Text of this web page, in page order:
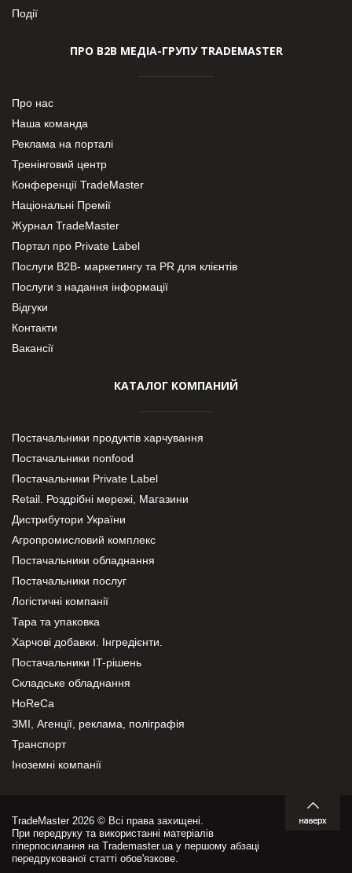
Події
ПРО В2В МЕДІА-ГРУПУ TRADEMASTER
Про нас
Наша команда
Реклама на порталі
Тренінговий центр
Конференції TradeMaster
Національні Премії
Журнал TradeMaster
Портал про Private Label
Послуги В2В- маркетингу та PR для клієнтів
Послуги з надання інформації
Відгуки
Контакти
Вакансії
КАТАЛОГ КОМПАНИЙ
Постачальники продуктів харчування
Постачальники nonfood
Постачальники Private Label
Retail. Роздрібні мережі, Магазини
Дистрибутори України
Агропромисловий комплекс
Постачальники обладнання
Постачальники послуг
Логістичні компанії
Тара та упаковка
Харчові добавки. Інгредієнти.
Постачальники IT-рішень
Складське обладнання
HoReCa
ЗМІ, Агенції, реклама, поліграфія
Транспорт
Іноземні компанії
TradeMaster 2026 © Всі права захищені.
При передруку та використанні матеріалів
гіперпосилання на Trademaster.ua у першому абзаці
передрукованої статті обов'язкове.